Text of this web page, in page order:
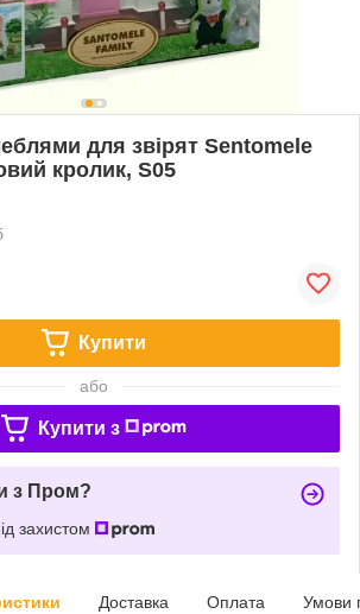
для звірят Sentomele
кролик, S05
Купити
або
Купити з
з Пром?
захистом
Доставка Оплата Умови